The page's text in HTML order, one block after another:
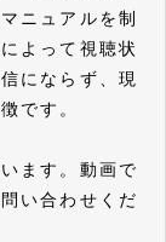
ニュアルを制
よって視聴状
にならず、現
です。
ます。動画で
い合わせくだ